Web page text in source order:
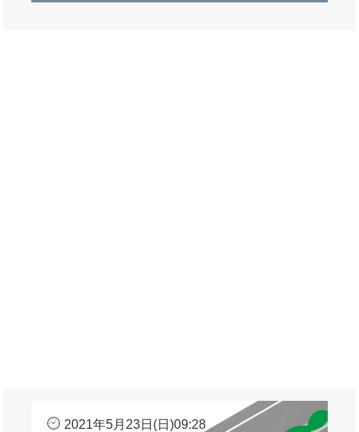
2021年5月23日(日)09:28